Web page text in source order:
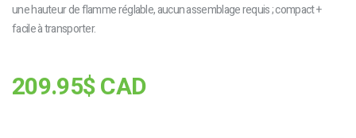
une hauteur de flamme réglable, aucun assemblage requis ; compact +
facile à transporter.
209.95$ CAD